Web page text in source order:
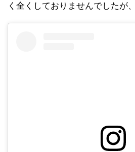
く全くしておりませんでしたが